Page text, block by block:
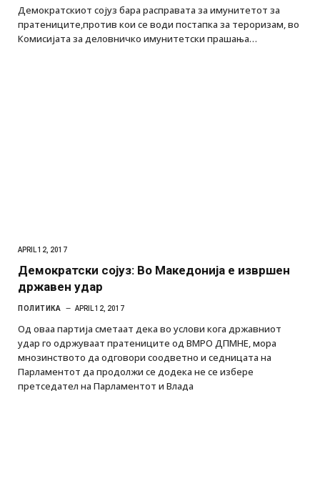
Демократскиот сојуз бара расправата за имунитетот за
пратениците,против кои се води постапка за тероризам, во
Комисијата за деловничко имунитетски прашања…
APRIL 12, 2017
Демократски сојуз: Во Македонија е извршен
државен удар
ПОЛИТИКА APRIL 12, 2017
Од оваа партија сметаат дека во услови кога државниот
удар го одржуваат пратениците од ВМРО ДПМНЕ, мора
мнозинството да одговори соодветно и седницата на
Парламентот да продолжи се додека не се избере
претседател на Парламентот и Влада